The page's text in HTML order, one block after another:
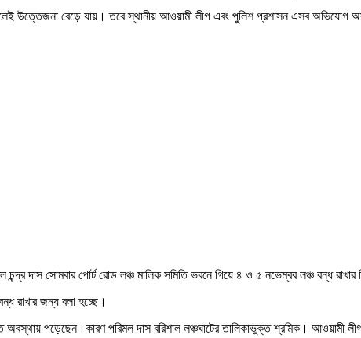
উত্তেজনা বেড়ে যায়। তবে স্থানীয় আওয়ামী লীগ এবং পুলিশ প্রশাসন এসব অভিযোগ
দাস সোমবার পোর্ট রোড লঞ্চ মালিক সমিতি ভবনে গিয়ে ৪ ও ৫ নভেম্বর লঞ্চ বন্ধ রাখার
রাখার জন্য বলা হচ্ছে।
অবস্থায় পড়েছেন।কারণ পরিমল দাস বরিশাল লঞ্চঘাটের তালিকাভুক্ত শ্রমিক।